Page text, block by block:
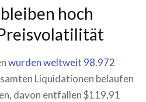
hoch
wurden weltweit 98.972
Liquidationen belaufen
davon entfallen $119,91